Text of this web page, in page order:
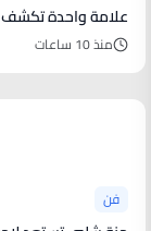
علامة واحدة
منذ 10 ساعات
فن